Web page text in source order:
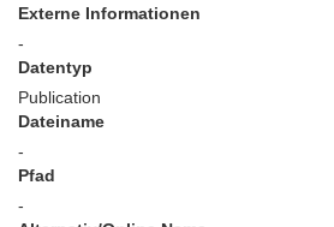
Externe Informationen
-
Datentyp
Publication
Dateiname
-
Pfad
-